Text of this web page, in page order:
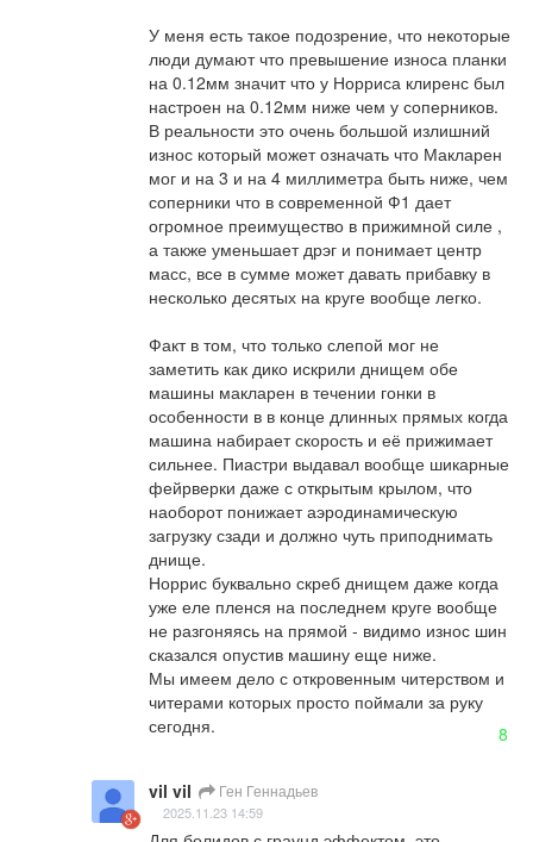
У меня есть такое подозрение, что некоторые
люди думают что превышение износа планки
на 0.12мм значит что у Норриса клиренс был
настроен на 0.12мм ниже чем у соперников.
В реальности это очень большой излишний
износ который может означать что Макларен
мог и на 3 и на 4 миллиметра быть ниже, чем
соперники что в современной Ф1 дает
огромное преимущество в прижимной силе ,
а также уменьшает дрэг и понимает центр
масс, все в сумме может давать прибавку в
несколько десятых на круге вообще легко.
Факт в том, что только слепой мог не
заметить как дико искрили днищем обе
машины макларен в течении гонки в
особенности в в конце длинных прямых когда
машина набирает скорость и её прижимает
сильнее. Пиастри выдавал вообще шикарные
фейрверки даже с открытым крылом, что
наоборот понижает аэродинамическую
загрузку сзади и должно чуть приподнимать
днище.
Норрис буквально скреб днищем даже когда
уже еле пленся на последнем круге вообще
не разгоняясь на прямой - видимо износ шин
сказался опустив машину еще ниже.
Мы имеем дело с откровенным читерством и
читерами которых просто поймали за руку
сегодня.
8
vil vil Ген Геннадьев
2025.11.23 14:59